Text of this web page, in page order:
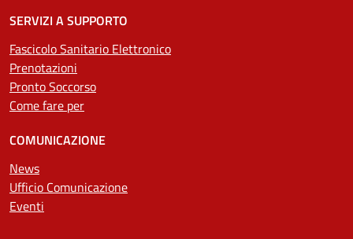
SERVIZI A SUPPORTO
Fascicolo Sanitario Elettronico
Prenotazioni
Pronto Soccorso
Come fare per
COMUNICAZIONE
News
Ufficio Comunicazione
Eventi